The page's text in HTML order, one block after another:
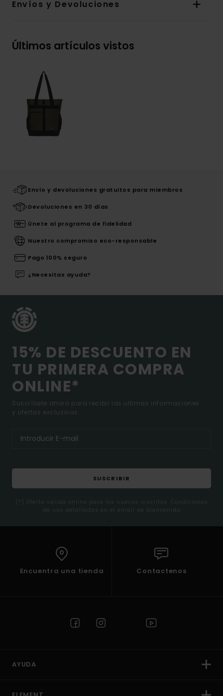
Envíos y Devoluciones
Últimos artículos vistos
Envío y devoluciones gratuitos para miembros
Devoluciones en 30 días
Únete al programa de fidelidad
Nuestro compromiso eco-responsable
Pago 100% seguro
¿Necesitas ayuda?
15% DE DESCUENTO EN
TU PRIMERA COMPRA
ONLINE*
Suscríbete ahora para recibir las ultimas informaciones
y ofertas exclusivas.
SUSCRIBIR
(*) Oferta valida online para los nuevos inscritos. Condiciones
de uso detalladas en el email de bienvenida
Encuentra una tienda Contactenos
AYUDA